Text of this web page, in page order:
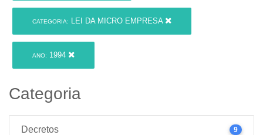
CATEGORIA: LEI DA MICRO EMPRESA
ANO: 1994
Categoria
Decretos 9